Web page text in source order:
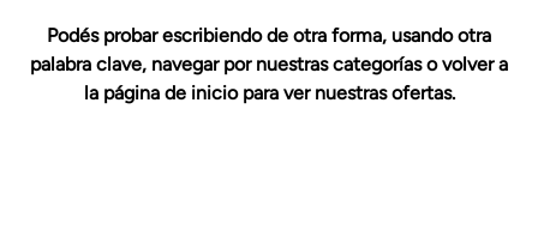
Podés probar escribiendo de otra forma, usando otra
palabra clave, navegar por nuestras categorías o volver a
la página de inicio para ver nuestras ofertas.